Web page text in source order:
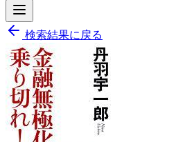
検索結果に戻る